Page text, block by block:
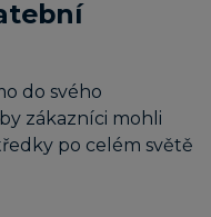
do svého
zákazníci mohli
po celém světě